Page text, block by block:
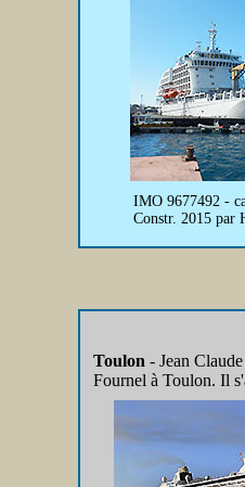
IMO 9677492 -
Constr. 2015 par
Toulon - Jean
Fournel à Toulon. Il